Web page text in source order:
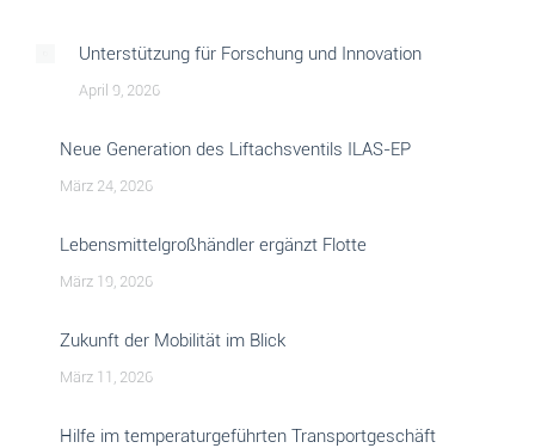
Unterstützung für Forschung und Innovation
April 9, 2026
Neue Generation des Liftachsventils ILAS-EP
März 24, 2026
Lebensmittelgroßhändler ergänzt Flotte
März 19, 2026
Zukunft der Mobilität im Blick
März 11, 2026
Hilfe im temperaturgeführten Transportgeschäft